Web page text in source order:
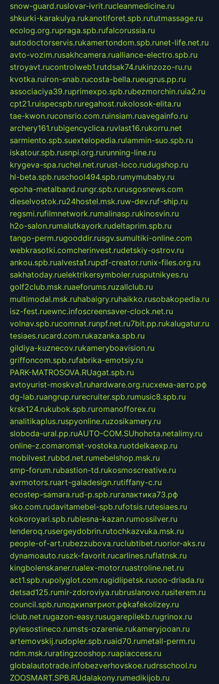
snow-guard.ruslovar-ivrit.rucleanmedicine.ru
shkurki-karakulya.rukanotiforet.spb.rututmassage.ru
ecolog.org.rupraga.spb.rufalcorussia.ru
autodoctorservis.rukamertondom.spb.runet-life.net.ru
avto-vozim.rusakhcamera.rualliance-electro.spb.ru
stroyavt.rucontrolweb1.rutdsak74.rukinzozo-ru.ru
kvotka.ruiron-snab.rucosta-bella.rueugrus.pp.ru
associaciya39.ruprimexpo.spb.rubezmorchin.ruia2.ru
cpt21.ruispecspb.ruregahost.rukolosok-elita.ru
tae-kwon.ruconsrio.com.ruinsiam.ruavegainfo.ru
archery161.rubigencyclica.ruvlast16.rukorru.net
sarmiento.spb.suextelopedia.rulammin-suo.spb.ru
iskatour.spb.rusnpi.org.rurunning-line.ru
krygeva-spa.ruchel.net.rurust-loco.rudugshop.ru
hl-beta.spb.ruschool494.spb.rumymubaby.ru
epoha-metalband.rungr.spb.rurusgosnews.com
dieselvostok.ru24hostel.msk.ruw-dev.ruf-ship.ru
regsmi.rufilmnetwork.rumalinasp.rukinosvin.ru
h2o-salon.rumalutkayork.rudeltaprim.spb.ru
tango-perm.rugooddir.rusgv.sumultiki-online.com
webkrasotki.comcherinvest.rudetskiy-ostrov.ru
ankou.spb.rualvesta1.rupdf-creator.runix-files.org.ru
sakhatoday.ruelektrikersymboler.rusputnikyes.ru
golf2club.msk.ruaeforums.ruzallclub.ru
multimodal.msk.ruhabaigry.ruhaikko.rusobakopedia.ru
isz-fest.ruewnc.infoscreensaver-clock.net.ru
volnav.spb.rucomnat.runpf.net.ru7bit.pp.rukalugatur.ru
tesiaes.rucard.com.rukazanka.spb.ru
gildiya-kuznecov.rukameryboavision.ru
griffoncom.spb.rufabrika-emotsiy.ru
PARK-MATROSOVA.RUagat.spb.ru
avtoyurist-moskva1.ruhardware.org.ruсхема-авто.рф
dg-lab.ruangrup.rurecruiter.spb.rumusic8.spb.ru
krsk124.rukubok.spb.ruromanofforex.ru
analitikaplus.ruspyonline.ruzosikamery.ru
sloboda-ural.pp.ruAUTO-COM.SUhohota.netalimy.ru
online-z.comaromat-vostoka.ruotdelkaexp.ru
mobilvest.rubbd.net.rumebelshop.msk.ru
smp-forum.rubastion-td.rukosmoscreative.ru
avrmotors.ruart-galadesign.rutiffany-c.ru
ecostep-samara.rud-p.spb.ruгалактика73.рф
sko.com.rudavitamebel-spb.rufotsis.rutesiaes.ru
kokoroyari.spb.rublesna-kazan.rumossilver.ru
lenderoq.rusergeydobrin.rutochkazvuka.msk.ru
people-of-art.rubezzubova.ruclubtibet.ruorior-aks.ru
dynamoauto.ruszk-favorit.rucarlines.ruflatnsk.ru
kingbolenskaner.rualex-motor.ruastroline.net.ru
act1.spb.rupolyglot.com.rugidlipetsk.ruooo-driada.ru
detsad125.rumir-zdoroviya.rubruslanovo.rusiterem.ru
council.spb.ruлодкипатриот.рфkafekolizey.ru
iclub.net.rugazon-easy.rusugarepilekb.rugrinox.ru
pylesostineco.rumsts-ozarenie.rukameryjooan.ru
artemovskij.rudopler.spb.ruaid70.rumetall-perm.ru
ndm.msk.ruratingzooshop.ruapiaccess.ru
globalautotrade.infobezverhovskoe.rudrsschool.ru
ZOOSMART.SPB.RUdalakony.rumedikijob.ru